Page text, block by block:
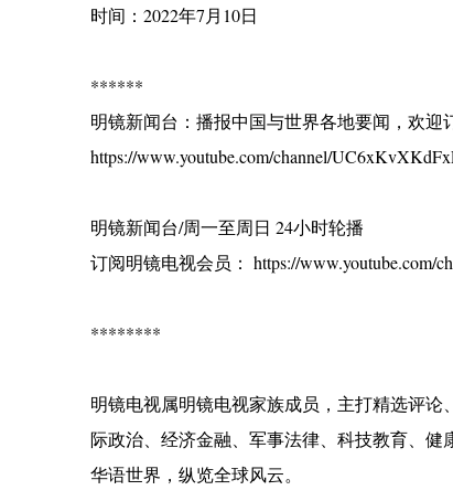
时间：2022年7月10日
******
明镜新闻台：播报中国与世界各地要闻，欢迎
https://www.youtube.com/channel/
明镜新闻台/周一至周日 24小时轮播
订阅明镜电视会员： https://www.youtube.com/
********
明镜电视属明镜电视家族成员，主打精选评
际政治、经济金融、军事法律、科技教育、
华语世界，纵览全球风云。